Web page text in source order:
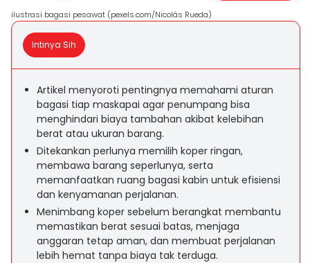
ilustrasi bagasi pesawat (pexels.com/Nicolás Rueda)
Intinya Sih
Artikel menyoroti pentingnya memahami aturan
bagasi tiap maskapai agar penumpang bisa
menghindari biaya tambahan akibat kelebihan
berat atau ukuran barang.
Ditekankan perlunya memilih koper ringan,
membawa barang seperlunya, serta
memanfaatkan ruang bagasi kabin untuk efisiensi
dan kenyamanan perjalanan.
Menimbang koper sebelum berangkat membantu
memastikan berat sesuai batas, menjaga
anggaran tetap aman, dan membuat perjalanan
lebih hemat tanpa biaya tak terduga.